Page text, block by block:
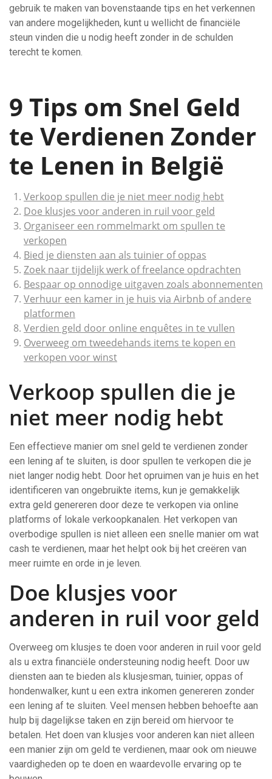
gebruik te maken van bovenstaande tips en het verkennen
van andere mogelijkheden, kunt u wellicht de financiële
steun vinden die u nodig heeft zonder in de schulden
terecht te komen.
9 Tips om Snel Geld
te Verdienen Zonder
te Lenen in België
Verkoop spullen die je niet meer nodig hebt
Doe klusjes voor anderen in ruil voor geld
Organiseer een rommelmarkt om spullen te
verkopen
Bied je diensten aan als tuinier of oppas
Zoek naar tijdelijk werk of freelance opdrachten
Bespaar op onnodige uitgaven zoals abonnementen
Verhuur een kamer in je huis via Airbnb of andere
platformen
Verdien geld door online enquêtes in te vullen
Overweeg om tweedehands items te kopen en
verkopen voor winst
Verkoop spullen die je
niet meer nodig hebt
Een effectieve manier om snel geld te verdienen zonder
een lening af te sluiten, is door spullen te verkopen die je
niet langer nodig hebt. Door het opruimen van je huis en het
identificeren van ongebruikte items, kun je gemakkelijk
extra geld genereren door deze te verkopen via online
platforms of lokale verkoopkanalen. Het verkopen van
overbodige spullen is niet alleen een snelle manier om wat
cash te verdienen, maar het helpt ook bij het creëren van
meer ruimte en orde in je leven.
Doe klusjes voor
anderen in ruil voor geld
Overweeg om klusjes te doen voor anderen in ruil voor geld
als u extra financiële ondersteuning nodig heeft. Door uw
diensten aan te bieden als klusjesman, tuinier, oppas of
hondenwalker, kunt u een extra inkomen genereren zonder
een lening af te sluiten. Veel mensen hebben behoefte aan
hulp bij dagelijkse taken en zijn bereid om hiervoor te
betalen. Het doen van klusjes voor anderen kan niet alleen
een manier zijn om geld te verdienen, maar ook om nieuwe
vaardigheden op te doen en waardevolle ervaring op te